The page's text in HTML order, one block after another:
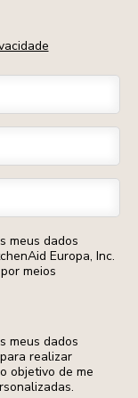
meus dados
Europa, Inc.
meios
meus dados
realizar
objetivo de me